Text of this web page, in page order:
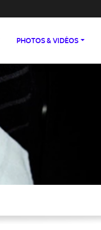
PHOTOS & VIDÉOS